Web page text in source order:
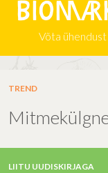
Võta
TREND
LIITU UUDISKIRJAGA